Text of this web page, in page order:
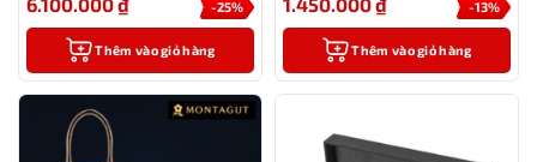
-25%
Thêm vào giỏ hàng
-13%
Thêm vào giỏ hàng